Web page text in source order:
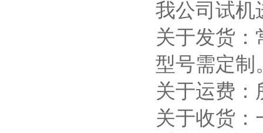
我公司试机
关于发货：
型号需定制
关于运费
关于收货：